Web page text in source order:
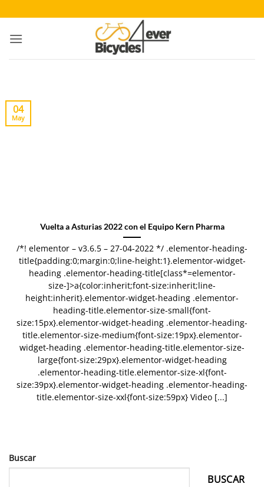
al
contenido
Vuelta a Asturias 2022 con el Equipo Kern Pharma
/*! elementor – v3.6.5 – 27-04-2022 */ .elementor-heading-
title{padding:0;margin:0;line-height:1}.elementor-widget-
heading .elementor-heading-title[class*=elementor-
size-]>a{color:inherit;font-size:inherit;line-
height:inherit}.elementor-widget-heading .elementor-
heading-title.elementor-size-small{font-
size:15px}.elementor-widget-heading .elementor-heading-
title.elementor-size-medium{font-size:19px}.elementor-
widget-heading .elementor-heading-title.elementor-size-
large{font-size:29px}.elementor-widget-heading
.elementor-heading-title.elementor-size-xl{font-
size:39px}.elementor-widget-heading .elementor-heading-
title.elementor-size-xxl{font-size:59px} Video [...]
04
May
Buscar
BUSCAR